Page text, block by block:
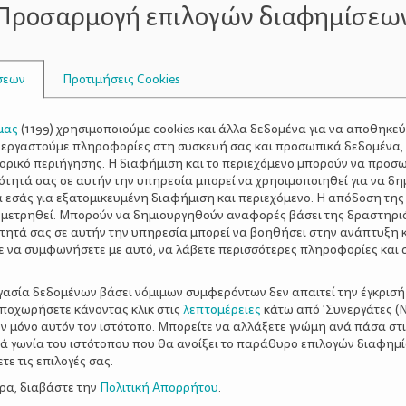
μπαλκόνι
λένε όσοι γνωρίζουν. Το φθινόπωρο άλλωστε, είναι
ξεχορταριάζουμε, καθαρίζουμε και φροντίζουμε
θα χρειαστεί τώρα ένα χαλινάρι και τα φυτά σας τη
κορυφές των λουλουδιών. Τα μονοετή ή εποχικά φυτά
στο χώμα ή τις γλάστρες και θα πρέπει να ξεριζωθούν.
απαιτήσεις των φυτών. Ακόμη και τώρα ο κήπος σας
αρχήν, να μειωθεί η συχνότητα των ποτισμάτων και
τα φυτά του εσωτερικού χώρου.
επιλογών
Προτιμήσεις Cookies
(1199) χρησιμοποιούμε cookies και άλλα δεδομένα για να
πληροφορίες στη συσκευή σας και προσωπικά
περιήγησης. Η διαφήμιση και το περιεχόμενο μπορούν να
σας σε αυτήν την υπηρεσία μπορεί να χρησιμοποιηθεί για να
εσάς για εξατομικευμένη διαφήμιση και περιεχόμενο. Η απόδοση
Μπορούν να δημιουργηθούν αναφορές βάσει της
σας σε αυτήν την υπηρεσία μπορεί να βοηθήσει στην ανάπτυξη
να συμφωνήσετε με αυτό, να λάβετε περισσότερες πληροφορίες και
δεδομένων βάσει νόμιμων συμφερόντων δεν απαιτεί την
κάνοντας κλικ στις λεπτομέρειες κάτω από 'Συνεργάτες
μόνο αυτόν τον ιστότοπο. Μπορείτε να αλλάξετε γνώμη ανά πάσα
γωνία του ιστότοπου που θα ανοίξει το παράθυρο επιλογών
τις επιλογές σας.
διαβάστε την Πολιτική Απορρήτου.